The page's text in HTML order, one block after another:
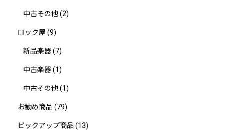
中古その他(2)
ロック屋 (9)
新品楽器(7)
中古楽器(1)
中古その他(1)
お勧め商品 (79)
ピックアップ商品 (13)